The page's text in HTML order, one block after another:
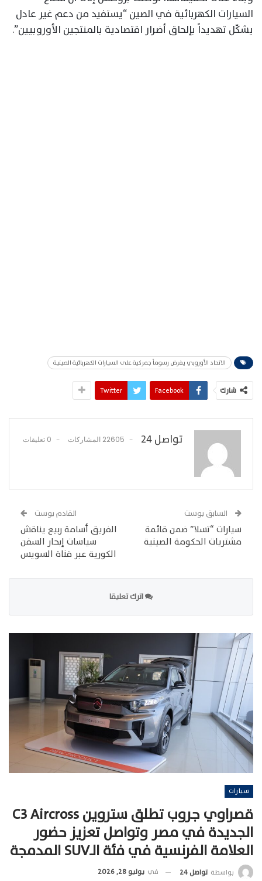
السيارات الكهربائية في الصين “يستفيد من دعم غير عادل
يشكّل تهديداً بإلحاق أضرار اقتصادية بالمنتجين الأوروبيين”.
الاتحاد الأوروبي يفرض رسوماً جمركية على السيارات الكهربائية الصينية
شارك Facebook
Twitter
تواصل 24 22605 المشاركات 0 تعليقات
السابق بوست
سيارات “تسلا” ضمن قائمة
مشتريات الحكومة الصينية
القادم بوست
الفريق أسامة ربيع يناقش
سياسات إبحار السفن
الكورية عبر قناة السويس
اترك تعليقا
سيارات
قصراوي جروب تطلق ستروين C3 Aircross
الجديدة في مصر وتواصل تعزيز حضور
العلامة الفرنسية في فئة الـSUV المدمجة
بواسطة تواصل 24 في يوليو 28, 2026